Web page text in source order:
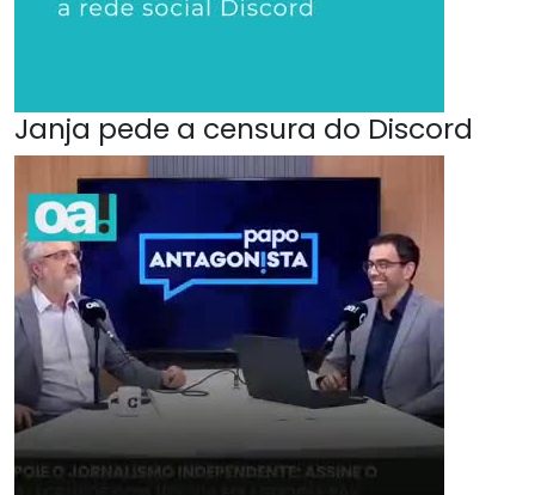
Janja pede a censura do Discord